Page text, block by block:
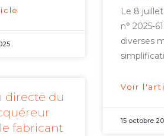
Le 8
n° 2025-
diverses
Voir
15 octobre
directe du
fabricant